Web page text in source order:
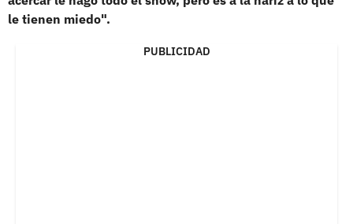
le tienen miedo".
PUBLICIDAD